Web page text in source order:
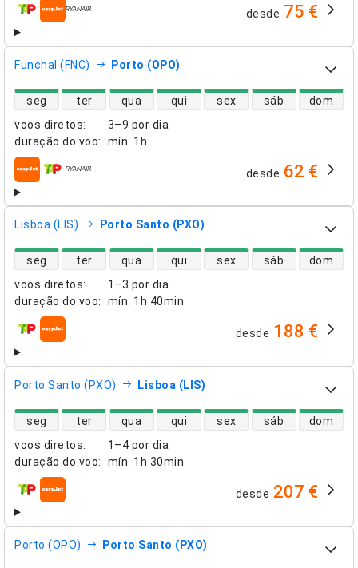
companhias aéreas desde 75 €
Funchal (FNC) Porto (OPO)
voos diretos:
3–9 por dia
duração do voo: mín. 1h
disponibilidade de voos diretos
seg ter qua qui sex sáb dom
companhias aéreas desde 62 €
Lisboa (LIS) Porto Santo (PXO)
voos diretos:
1–3 por dia
duração do voo: mín. 1h 40min
disponibilidade de voos diretos
seg ter qua qui sex sáb dom
companhias aéreas desde 188 €
Porto Santo (PXO) Lisboa (LIS)
voos diretos:
1–4 por dia
duração do voo: mín. 1h 30min
disponibilidade de voos diretos
seg ter qua qui sex sáb dom
companhias aéreas desde 207 €
Porto (OPO) Porto Santo (PXO)